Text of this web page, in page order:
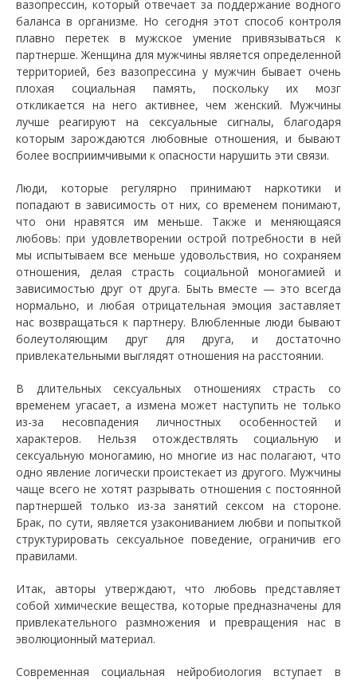
вазопрессин, который отвечает за поддержание водного
баланса в организме. Но сегодня этот способ контроля
плавно перетек в мужское умение привязываться к
партнерше. Женщина для мужчины является определенной
территорией, без вазопрессина у мужчин бывает очень
плохая социальная память, поскольку их мозг
откликается на него активнее, чем женский. Мужчины
лучше реагируют на сексуальные сигналы, благодаря
которым зарождаются любовные отношения, и бывают
более восприимчивыми к опасности нарушить эти связи.
Люди, которые регулярно принимают наркотики и
попадают в зависимость от них, со временем понимают,
что они нравятся им меньше. Также и меняющаяся
любовь: при удовлетворении острой потребности в ней
мы испытываем все меньше удовольствия, но сохраняем
отношения, делая страсть социальной моногамией и
зависимостью друг от друга. Быть вместе — это всегда
нормально, и любая отрицательная эмоция заставляет
нас возвращаться к партнеру. Влюбленные люди бывают
болеутоляющим друг для друга, и достаточно
привлекательными выглядят отношения на расстоянии.
В длительных сексуальных отношениях страсть со
временем угасает, а измена может наступить не только
из-за несовпадения личностных особенностей и
характеров. Нельзя отождествлять социальную и
сексуальную моногамию, но многие из нас полагают, что
одно явление логически проистекает из другого. Мужчины
чаще всего не хотят разрывать отношения с постоянной
партнершей только из-за занятий сексом на стороне.
Брак, по сути, является узакониванием любви и попыткой
структурировать сексуальное поведение, ограничив его
правилами.
Итак, авторы утверждают, что любовь представляет
собой химические вещества, которые предназначены для
привлекательного размножения и превращения нас в
эволюционный материал.
Современная социальная нейробиология вступает в